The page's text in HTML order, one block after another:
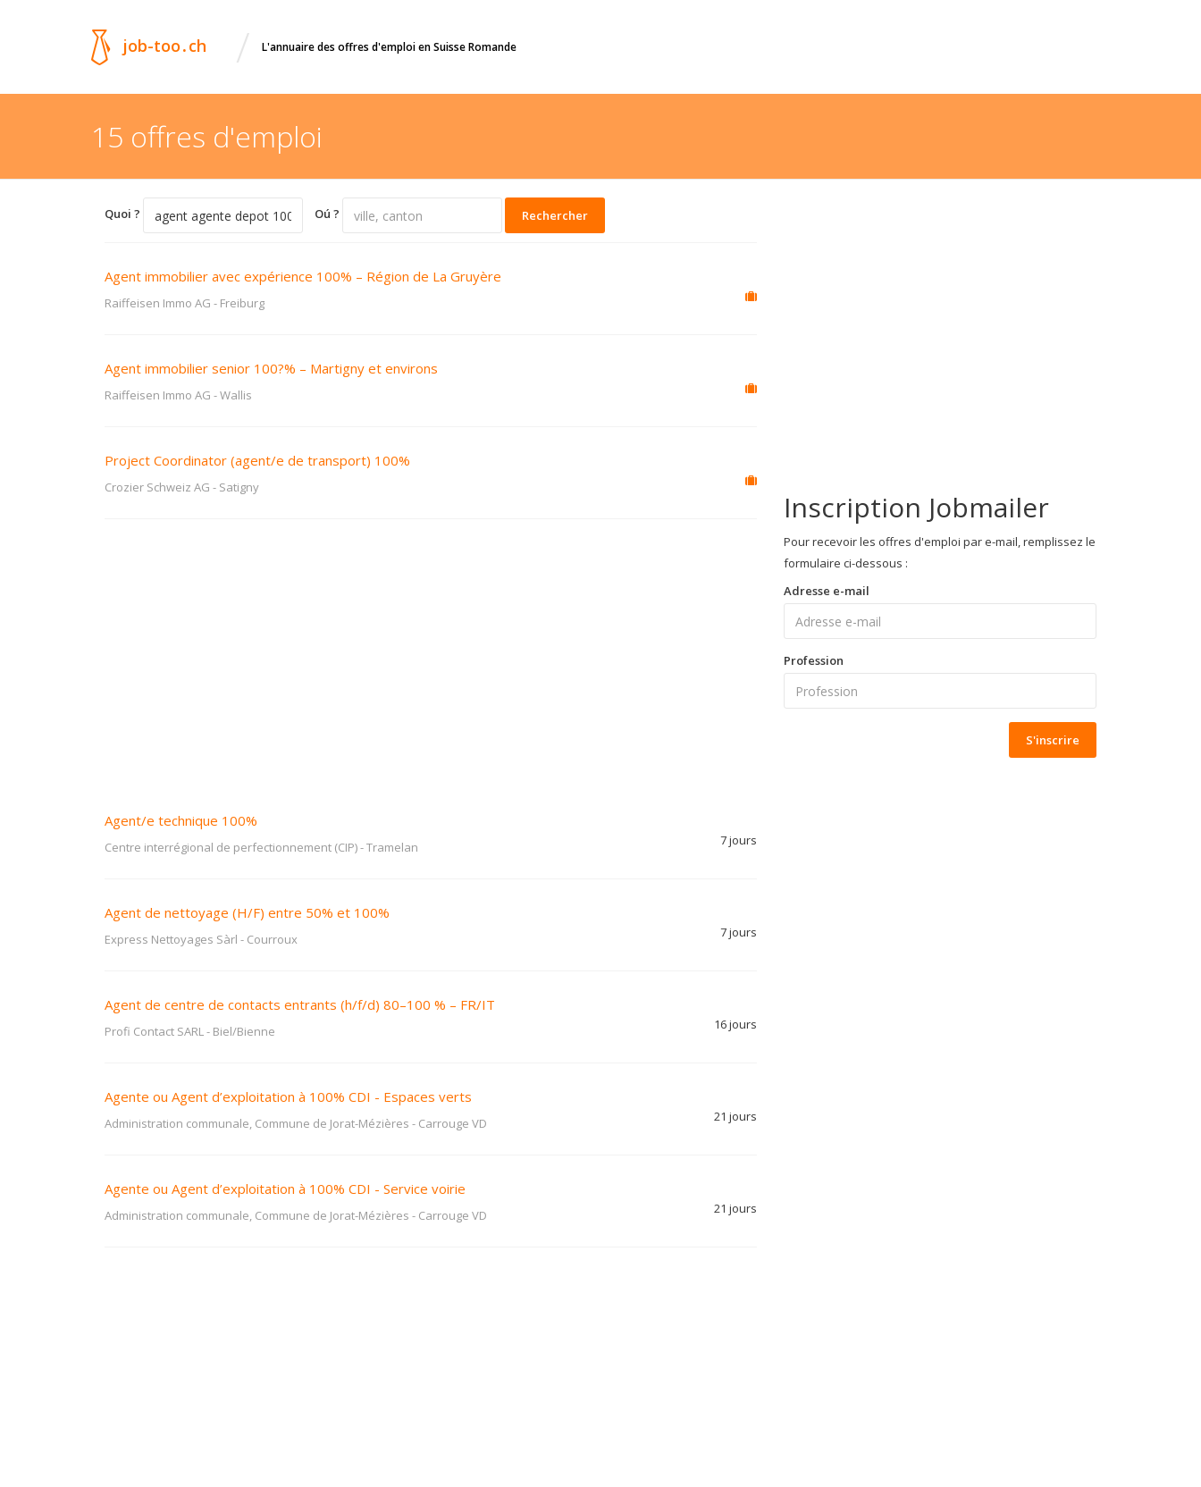
job-too.ch / L'annuaire des offres d'emploi en Suisse Romande
15 offres d'emploi
Quoi ? Oú ? Rechercher
Agent immobilier avec expérience 100% – Région de La Gruyère
Raiffeisen Immo AG - Freiburg
Agent immobilier senior 100?% – Martigny et environs
Raiffeisen Immo AG -Wallis
Project Coordinator (agent/e de transport) 100%
Crozier Schweiz AG - Satigny
Agent/e technique 100%
Centre interrégional de perfectionnement (CIP)-Tramelan 7 jours
Agent de nettoyage (H/F) entre 50% et 100%
Express Nettoyages Sàrl - Courroux 7 jours
Agent de centre de contacts entrants (h/f/d) 80–100 % – FR/IT
Profi Contact SARL- Biel/Bienne 16 jours
Agente ou Agent d’exploitation à 100% CDI - Espaces verts
Administration communale, Commune de Jorat-Mézières - Carrouge VD 21 jours
Agente ou Agent d’exploitation à 100% CDI - Service voirie
Administration communale, Commune de Jorat-Mézières - Carrouge VD 21 jours
Inscription Jobmailer
Pour recevoir les offres d'emploi par e-mail, remplissez le
formulaire ci-dessous :
Adresse e-mail
Profession
S'inscrire